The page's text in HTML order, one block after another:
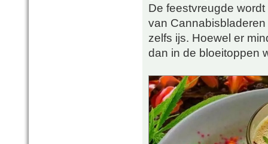
De feestvreugde
van
zelfs ijs. Hoewel er
dan in de bloeitoppen